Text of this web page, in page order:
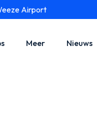
Airport
Meer Nieuws